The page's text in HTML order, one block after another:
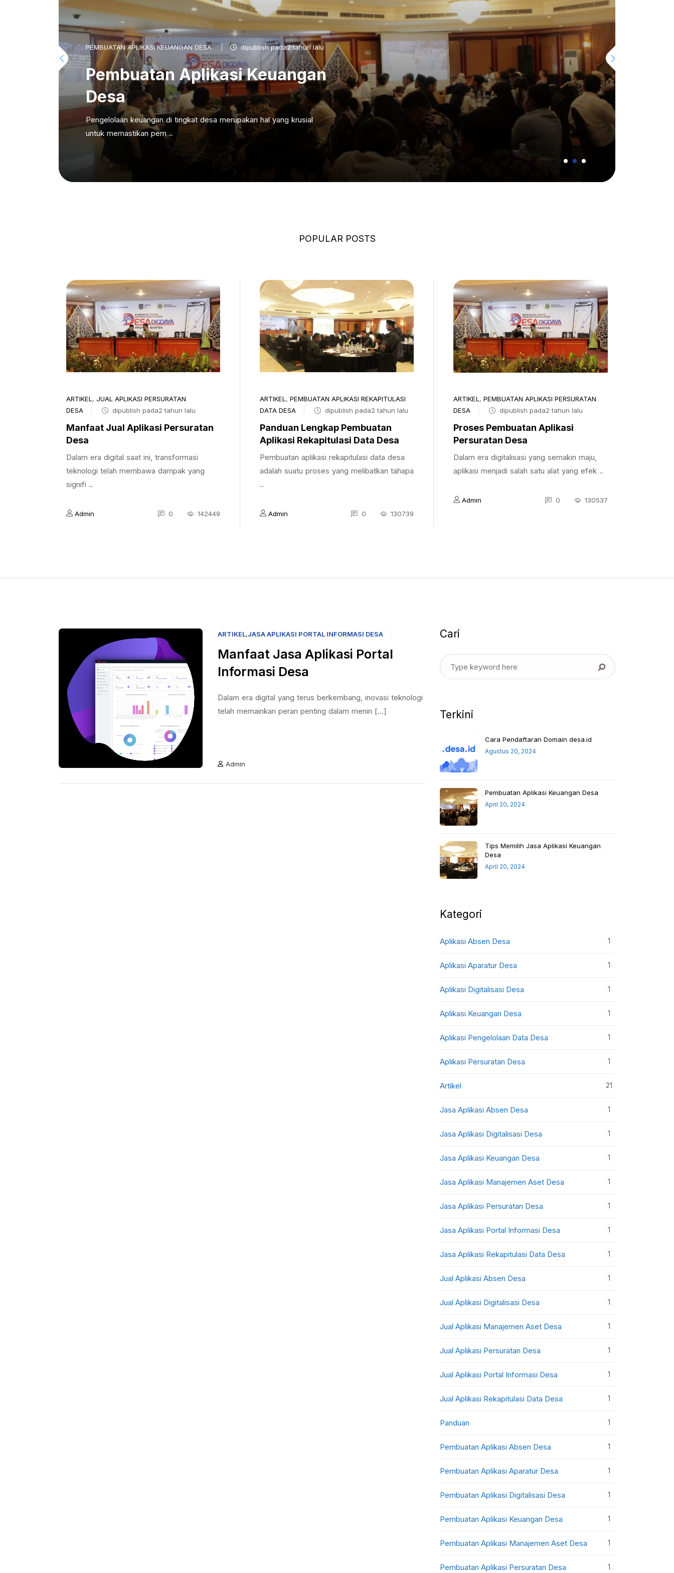
PEMBUATAN APLIKASI KEUANGAN DESA dipublish pada2 tahun lalu
Pembuatan Aplikasi Keuangan
Desa
Pengelolaan keuangan di tingkat desa merupakan hal yang krusial
untuk memastikan pem ..
POPULAR POSTS
ARTIKEL , JUAL APLIKASI PERSURATAN
DESA
dipublish pada2 tahun lalu
Manfaat Jual Aplikasi Persuratan
Desa
Dalam era digital saat ini, transformasi
teknologi telah membawa dampak yang
signifi ..
Admin 0 142449
ARTIKEL , PEMBUATAN APLIKASI REKAPITULASI
DATA DESA
dipublish pada2 tahun lalu
Panduan Lengkap Pembuatan
Aplikasi Rekapitulasi Data Desa
Pembuatan aplikasi rekapitulasi data desa
adalah suatu proses yang melibatkan tahapa
..
Admin 0 130739
ARTIKEL , PEMBUATAN APLIKASI PERSURATAN
DESA
dipublish pada2 tahun lalu
Proses Pembuatan Aplikasi
Persuratan Desa
Dalam era digitalisasi yang semakin maju,
aplikasi menjadi salah satu alat yang efek ..
Admin 0 130537
ARTIKEL,JASA APLIKASI PORTAL INFORMASI DESA
Manfaat Jasa Aplikasi Portal
Informasi Desa
Dalam era digital yang terus berkembang, inovasi teknologi
telah memainkan peran penting dalam menin [...]
Admin
Cari
Terkini
Cara Pendaftaran Domain desa.id
Agustus 20, 2024
Pembuatan Aplikasi Keuangan Desa
April 20, 2024
Tips Memilih Jasa Aplikasi Keuangan
Desa
April 20, 2024
Kategori
Aplikasi Absen Desa 1
Aplikasi Aparatur Desa 1
Aplikasi Digitalisasi Desa 1
Aplikasi Keuangan Desa 1
Aplikasi Pengelolaan Data Desa 1
Aplikasi Persuratan Desa 1
Artikel 21
Jasa Aplikasi Absen Desa 1
Jasa Aplikasi Digitalisasi Desa 1
Jasa Aplikasi Keuangan Desa 1
Jasa Aplikasi Manajemen Aset Desa 1
Jasa Aplikasi Persuratan Desa 1
Jasa Aplikasi Portal Informasi Desa 1
Jasa Aplikasi Rekapitulasi Data Desa 1
Jual Aplikasi Absen Desa 1
Jual Aplikasi Digitalisasi Desa 1
Jual Aplikasi Manajemen Aset Desa 1
Jual Aplikasi Persuratan Desa 1
Jual Aplikasi Portal Informasi Desa 1
Jual Aplikasi Rekapitulasi Data Desa 1
Panduan 1
Pembuatan Aplikasi Absen Desa 1
Pembuatan Aplikasi Aparatur Desa 1
Pembuatan Aplikasi Digitalisasi Desa 1
Pembuatan Aplikasi Keuangan Desa 1
Pembuatan Aplikasi Manajemen Aset Desa 1
Pembuatan Aplikasi Persuratan Desa 1